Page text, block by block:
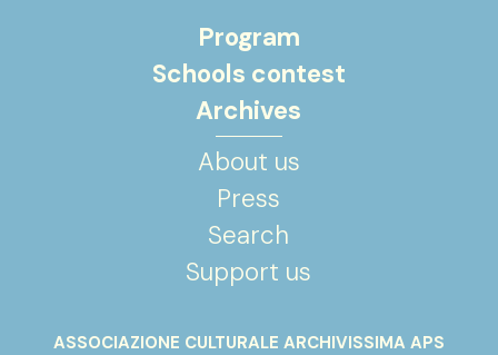
Program
Schools contest
Archives
About us
Press
Search
Support us
ASSOCIAZIONE CULTURALE ARCHIVISSIMA APS